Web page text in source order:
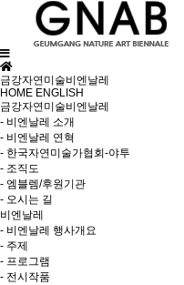
금강자연미술비엔날레
HOME ENGLISH
금강자연미술비엔날레
- 비엔날레 소개
- 비엔날레 연혁
- 한국자연미술가협회-야투
- 조직도
- 엠블렘/후원기관
- 오시는 길
비엔날레
- 비엔날레 행사개요
- 주제
- 프로그램
- 전시작품